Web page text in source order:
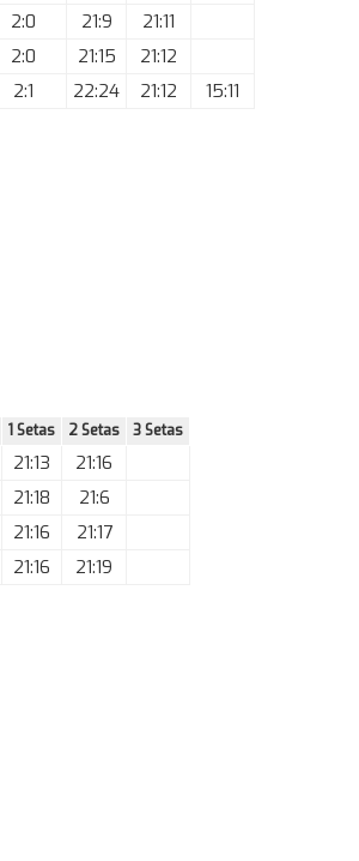
2:0 21:9
21:11
2:0 21:15
21:12
2:1 22:24 21:12 15:11
1 Setas 2 Setas 3 Setas
21:13
21:16
21:18
21:6
21:16
21:17
21:16 21:19